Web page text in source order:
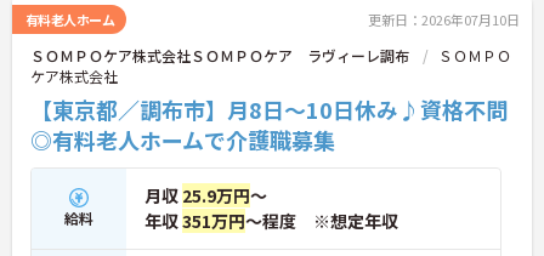
べます。現場配属後も、先輩職員が一緒に行うOJT
研修で丁寧に業務を教えるので、独り立ちまで安心
してステップアップできます。入社後のフォローア
ップ研修も定期的にあり、悩みや不安を解消しなが
ら成長できます。
＜働きながら資格取得＆収入アップを目指せる＞
「実務者研修」の費用は全額会社負担、「介護福祉
士」の講習会実施など、資格取得へのバックアップ
が非常に充実しています。
有料老人ホーム 更新日：2026年07月10日
ＳＯＭＰＯケア株式会社ＳＯＭＰＯケア ラヴィーレ調布
ＳＯＭＰＯ
ケア株式会社
【東京都／調布市】月8日～10日休み♪資格不問
◎有料老人ホームで介護職募集
給料
月収 25.9万円～
年収351万円～程度 ※想定年収